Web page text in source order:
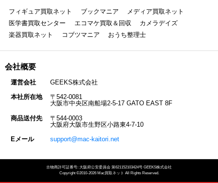
フィギュア買取ネット ブックマニア
メディア買取ネット
医学書買取センター
エコマケ買取＆回収
カメラデイズ
楽器買取ネット
コブツマニア おうち整理士
会社概要
運営会社 GEEKS株式会社
本社所在地
〒542-0081
大阪市中央区南船場2-5-17 GATO EAST 8F
商品送付先
〒544-0003
大阪府大阪市生野区小路東4-7-10
Eメール support@mac-kaitori.net
古物商許可証番号: 大阪府公安委員会 第621152103424号 GEEKS株式会社
Copyright ©2010-2026 Mac買取ネット All Rights Reserved.